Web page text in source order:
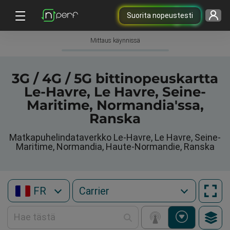
Suorita nopeustesti
Mittaus käynnissä
3G / 4G / 5G bittinopeuskartta
Le-Havre, Le Havre, Seine-
Maritime, Normandia'ssa,
Ranska
Matkapuhelindataverkko Le-Havre, Le Havre, Seine-
Maritime, Normandia, Haute-Normandie, Ranska
FR